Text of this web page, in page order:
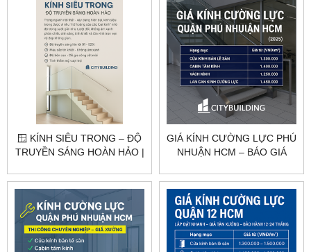
🪟 KÍNH SIÊU TRONG – ĐỘ
TRUYỀN SÁNG HOÀN HẢO |
GIÁ KÍNH CƯỜNG LỰC PHÚ
NHUẬN HCM – BÁO GIÁ
CITYBUILDING